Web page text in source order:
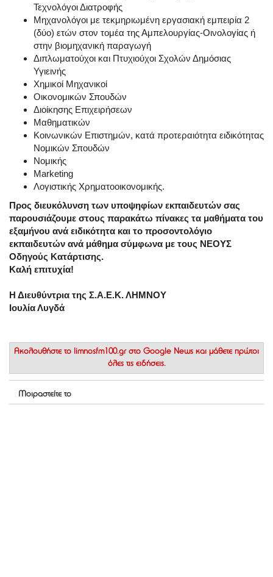
Τεχνολόγοι Διατροφής
Μηχανολόγοι με τεκμηριωμένη εργασιακή εμπειρία 2
(δύο) ετών στον τομέα της Αμπελουργίας-Οινολογίας ή
στην βιομηχανική παραγωγή
Διπλωματούχοι και Πτυχιούχοι Σχολών Δημόσιας
Υγιεινής
Χημικοί Μηχανικοί
Οικονομικών Σπουδών
Διοίκησης Επιχειρήσεων
Μαθηματικών
Κοινωνικών Επιστημών, κατά προτεραιότητα ειδικότητας
Νομικών Σπουδών
Νομικής
Marketing
Λογιστικής Χρηματοοικονομικής.
Προς διευκόλυνση των υποψηφίων εκπαιδευτών σας
παρουσιάζουμε στους παρακάτω πίνακες τα μαθήματα του
εξαμήνου ανά ειδικότητα και το προσοντολόγιο
εκπαιδευτών ανά μάθημα σύμφωνα με τους ΝΕΟΥΣ
Οδηγούς Κατάρτισης.
Καλή επιτυχία!
Η Διευθύντρια της Σ.Α.Ε.Κ. ΛΗΜΝΟΥ
Ιουλία Λυγδά
Ακολουθήστε το limnosfm100.gr στο Google News και μάθετε πρώτοι
όλες τις ειδήσεις.
Μοιραστείτε το